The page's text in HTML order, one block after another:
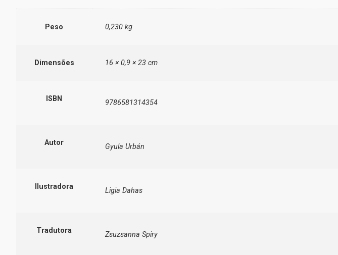
Peso 0,230 kg
Dimensões 16 × 0,9 × 23 cm
ISBN 9786581314354
Autor Gyula Urbán
Ilustradora Ligia Dahas
Tradutora Zsuzsanna Spiry